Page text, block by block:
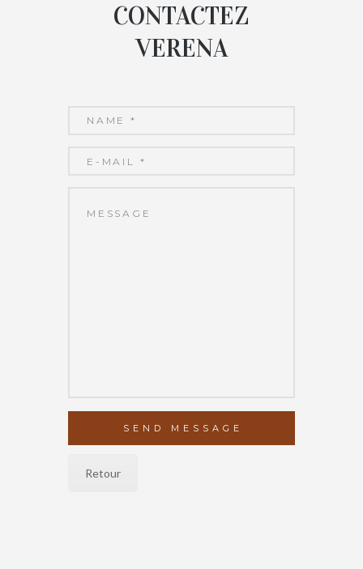
CONTACTEZ
VERENA
SEND MESSAGE
Retour